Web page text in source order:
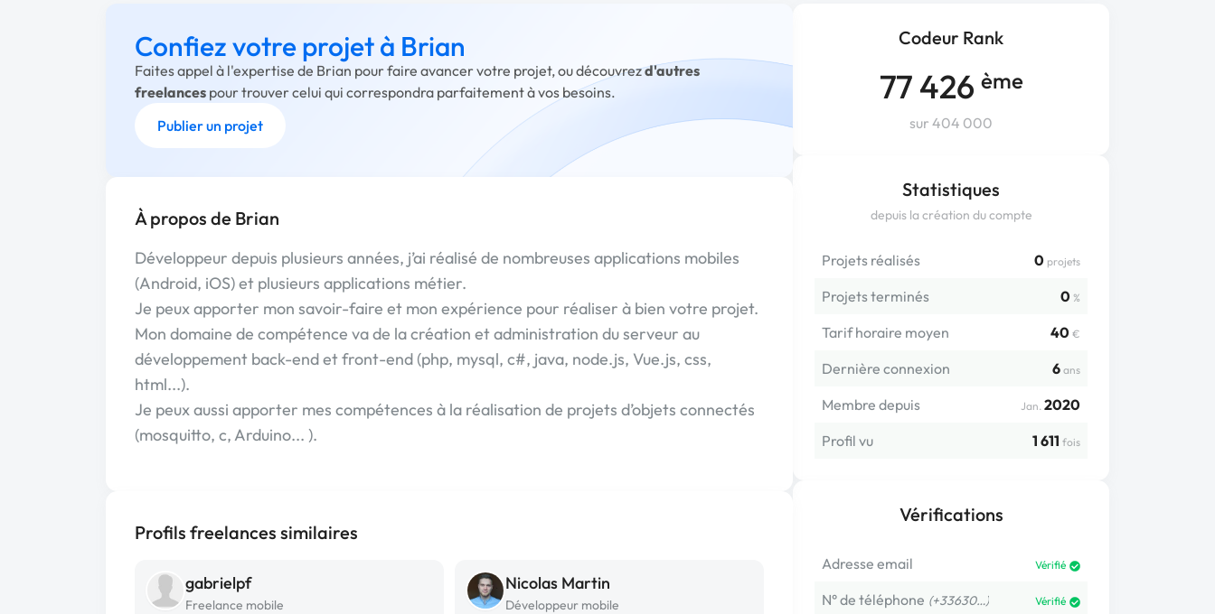
Codeur Rank
77 426 ème
sur 404 000
Statistiques
depuis la création du compte
Projets réalisés 0 projets
Projets terminés 0 %
Tarif horaire moyen 40 €
Dernière connexion 6 ans
Membre depuis Jan. 2020
Profil vu
1 611 fois
Vérifications
Adresse email Vérifié
N° de téléphone (+33630…) Vérifié
Confiez votre projet à Brian
Faites appel à l'expertise de Brian pour faire avancer votre projet, ou découvrezd'autres
freelances pour trouver celui qui correspondra parfaitement à vos besoins.
Publier un projet
À propos de Brian
Développeur depuis plusieurs années, j’ai réalisé de nombreuses applications mobiles
(Android, iOS) et plusieurs applications métier.
Je peux apporter mon savoir-faire et mon expérience pour réaliser à bien votre projet.
Mon domaine de compétence va de la création et administration du serveur au
développement back-end et front-end (php, mysql, c#, java, node.js, Vue.js, css,
html...).
Je peux aussi apporter mes compétences à la réalisation de projets d’objets connectés
(mosquitto, c, Arduino... ).
Profils freelances similaires
gabrielpf
Freelance mobile
Nicolas Martin
Développeur mobile